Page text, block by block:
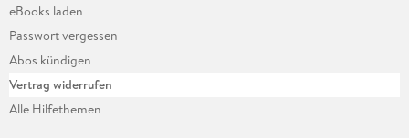
eBooks laden
Passwort vergessen
Abos kündigen
Vertrag widerrufen
Alle Hilfethemen